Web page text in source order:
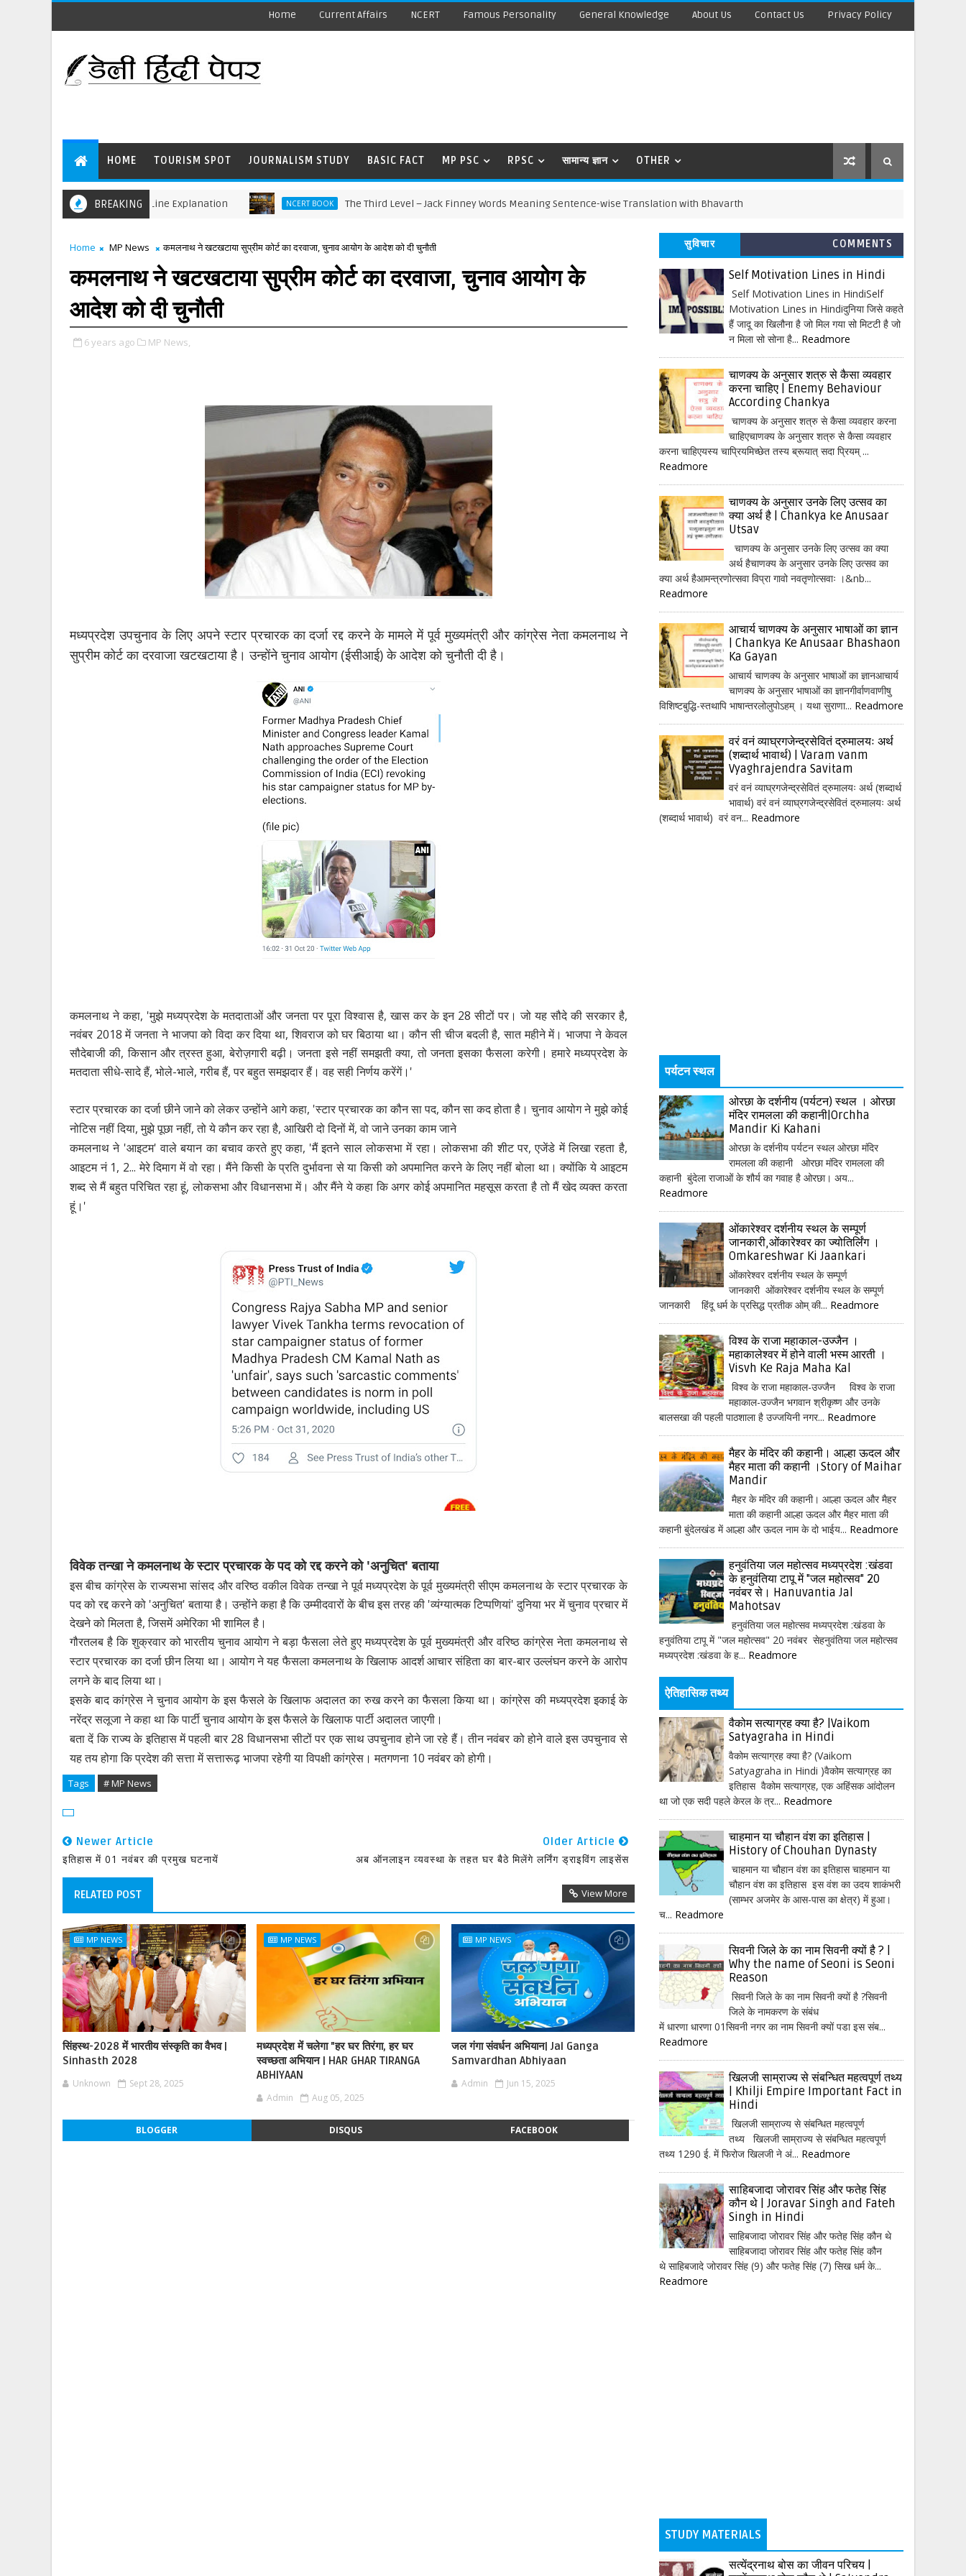
Home Current Affairs NCERT Famous Personality General Knowledge About Us Contact Us Privacy Policy
HOME TOURISM SPOT JOURNALISM STUDY BASIC FACT MP PSC RPSC सामान्य ज्ञान OTHER
BREAKING
Meaning and Line by Line Explanation NCERT BOOK The Third Level – Jack Finney Words Meaning Sentence-wise Translation with Bhavarth
Home MP News कमलनाथ ने खटखटाया सुप्रीम कोर्ट का दरवाजा, चुनाव आयोग के आदेश को दी चुनौती
कमलनाथ ने खटखटाया सुप्रीम कोर्ट का दरवाजा, चुनाव आयोग के
आदेश को दी चुनौती
6 years ago MP News,
मध्यप्रदेश उपचुनाव के लिए अपने स्टार प्रचारक का दर्जा रद्द करने के मामले में पूर्व मुख्यमंत्री और कांग्रेस नेता कमलनाथ ने
सुप्रीम कोर्ट का दरवाजा खटखटाया है। उन्होंने चुनाव आयोग (ईसीआई) के आदेश को चुनौती दी है।
कमलनाथ ने कहा, 'मुझे मध्यप्रदेश के मतदाताओं और जनता पर पूरा विश्वास है, खास कर के इन 28 सीटों पर। जो यह सौदे की सरकार है,
नवंबर 2018 में जनता ने भाजपा को विदा कर दिया था, शिवराज को घर बिठाया था। कौन सी चीज बदली है, सात महीने में। भाजपा ने केवल
सौदेबाजी की, किसान और त्रस्त हुआ, बेरोज़गारी बढ़ी। जनता इसे नहीं समझती क्या, तो जनता इसका फैसला करेगी। हमारे मध्यप्रदेश के
मतदाता सीधे-सादे हैं, भोले-भाले, गरीब हैं, पर बहुत समझदार हैं। वह सही निर्णय करेंगें।'
स्टार प्रचारक का दर्जा छीने जाने को लेकर उन्होंने आगे कहा, 'स्टार प्रचारक का कौन सा पद, कौन सा कद होता है। चुनाव आयोग ने मुझे कोई
नोटिस नहीं दिया, मुझे पूछा नहीं, तो ये कौन कर रहा है, आखिरी दो दिनों में, वो जाने उनका काम जाने
कमलनाथ ने 'आइटम' वाले बयान का बचाव करते हुए कहा, 'मैं इतने साल लोकसभा में रहा। लोकसभा की शीट पर, एजेंडे में लिखा रहता है,
आइटम नं 1, 2... मेरे दिमाग में वो रहा। मैंने किसी के प्रति दुर्भावना से या किसी को अपमानित करने के लिए नहीं बोला था। क्योंकि ये आइटम
शब्द से मैं बहुत परिचित रहा हूं, लोकसभा और विधानसभा में। और मैंने ये कहा कि अगर कोई अपमानित महसूस करता है तो मैं खेद व्यक्त करता
हूं।'
विवेक तन्खा ने कमलनाथ के स्टार प्रचारक के पद को रद्द करने को 'अनुचित' बताया
इस बीच कांग्रेस के राज्यसभा सांसद और वरिष्ठ वकील विवेक तन्खा ने पूर्व मध्यप्रदेश के पूर्व मुख्यमंत्री सीएम कमलनाथ के स्टार प्रचारक के
पद को रद्द करने को 'अनुचित' बताया है। उन्होंने कहा है कि उम्मीदवारों के बीच इस तरह की 'व्यंग्यात्मक टिप्पणियां' दुनिया भर में चुनाव प्रचार में
देखने को मिलता है, जिसमें अमेरिका भी शामिल है।
गौरतलब है कि शुक्रवार को भारतीय चुनाव आयोग ने बड़ा फैसला लेते हुए मध्यप्रदेश के पूर्व मुख्यमंत्री और वरिष्ठ कांग्रेस नेता कमलनाथ से
स्टार प्रचारक का दर्जा छीन लिया था। आयोग ने यह फैसला कमलनाथ के खिलाफ आदर्श आचार संहिता का बार-बार उल्लंघन करने के आरोप
लगने के बाद लिया था।
इसके बाद कांग्रेस ने चुनाव आयोग के इस फैसले के खिलाफ अदालत का रुख करने का फैसला किया था। कांग्रेस की मध्यप्रदेश इकाई के
नरेंद्र सलूजा ने कहा था कि पार्टी चुनाव आयोग के इस फैसले के खिलाफ पार्टी अदालत जाएगी।
बता दें कि राज्य के इतिहास में पहली बार 28 विधानसभा सीटों पर एक साथ उपचुनाव होने जा रहे हैं। तीन नवंबर को होने वाले इस उपचुनाव से
यह तय होगा कि प्रदेश की सत्ता में सत्तारूढ़ भाजपा रहेगी या विपक्षी कांग्रेस। मतगणना 10 नवंबर को होगी।
Tags # MP News
Newer Article
इतिहास में 01 नवंबर की प्रमुख घटनायें
Older Article
अब ऑनलाइन व्यवस्था के तहत घर बैठे मिलेंगे लर्निंग ड्राइविंग लाइसेंस
RELATED POST View More
MP NEWS
सिंहस्थ-2028 में भारतीय संस्कृति का वैभव |
Sinhasth 2028
Unknown Sept 28, 2025
MP NEWS
मध्यप्रदेश में चलेगा "हर घर तिरंगा, हर घर
स्वच्छता अभियान | HAR GHAR TIRANGA
ABHIYAAN
Admin Aug 05, 2025
MP NEWS
जल गंगा संवर्धन अभियान| Jal Ganga
Samvardhan Abhiyaan
Admin Jun 15, 2025
BLOGGER DISQUS FACEBOOK
सुविचार COMMENTS
Self Motivation Lines in Hindi
Self Motivation Lines in HindiSelf
Motivation Lines in Hindiदुनिया जिसे कहते
हैं जादू का खिलौना है जो मिल गया सो मिटटी है जो
न मिला सो सोना है... Readmore
चाणक्य के अनुसार शत्रु से कैसा व्यवहार
करना चाहिए | Enemy Behaviour
According Chankya
चाणक्य के अनुसार शत्रु से कैसा व्यवहार करना
चाहिएचाणक्य के अनुसार शत्रु से कैसा व्यवहार
करना चाहिएयस्य चाप्रियमिच्छेत तस्य ब्रूयात् सदा प्रियम् ...
Readmore
चाणक्य के अनुसार उनके लिए उत्सव का
क्या अर्थ है | Chankya ke Anusaar
Utsav
चाणक्य के अनुसार उनके लिए उत्सव का क्या
अर्थ हैचाणक्य के अनुसार उनके लिए उत्सव का
क्या अर्थ हैआमन्त्रणोत्सवा विप्रा गावो नवतृणोत्सवाः ।&nb...
Readmore
आचार्य चाणक्य के अनुसार भाषाओं का ज्ञान
| Chankya Ke Anusaar Bhashaon
Ka Gayan
आचार्य चाणक्य के अनुसार भाषाओं का ज्ञानआचार्य
चाणक्य के अनुसार भाषाओं का ज्ञानगीर्वाणवाणीषु
विशिष्टबुद्धि-स्तथापि भाषान्तरलोलुपोऽहम् । यथा सुराणा... Readmore
वरं वनं व्याघ्रगजेन्द्रसेवितं द्रुमालयः अर्थ
(शब्दार्थ भावार्थ) | Varam vanm
Vyaghrajendra Savitam
वरं वनं व्याघ्रगजेन्द्रसेवितं द्रुमालयः अर्थ (शब्दार्थ
भावार्थ) वरं वनं व्याघ्रगजेन्द्रसेवितं द्रुमालयः अर्थ
(शब्दार्थ भावार्थ) वरं वन... Readmore
पर्यटन स्थल
ओरछा के दर्शनीय (पर्यटन) स्थल । ओरछा
मंदिर रामलला की कहानी|Orchha
Mandir Ki Kahani
ओरछा के दर्शनीय पर्यटन स्थल ओरछा मंदिर
रामलला की कहानी ओरछा मंदिर रामलला की
कहानी बुंदेला राजाओं के शौर्य का गवाह है ओरछा। अय...
Readmore
ओंकारेश्वर दर्शनीय स्थल के सम्पूर्ण
जानकारी,ओंकारेश्वर का ज्योतिर्लिंग ।
Omkareshwar Ki Jaankari
ओंकारेश्वर दर्शनीय स्थल के सम्पूर्ण
जानकारी ओंकारेश्वर दर्शनीय स्थल के सम्पूर्ण
जानकारी हिंदू धर्म के प्रसिद्ध प्रतीक ओम् की... Readmore
विश्व के राजा महाकाल-उज्जैन ।
महाकालेश्वर में होने वाली भस्म आरती ।
Visvh Ke Raja Maha Kal
विश्व के राजा महाकाल-उज्जैन विश्व के राजा
महाकाल-उज्जैन भगवान श्रीकृष्ण और उनके
बालसखा की पहली पाठशाला है उज्जयिनी नगर... Readmore
मैहर के मंदिर की कहानी। आल्हा ऊदल और
मैहर माता की कहानी ।Story of Maihar
Mandir
मैहर के मंदिर की कहानी। आल्हा ऊदल और मैहर
माता की कहानी आल्हा ऊदल और मैहर माता की
कहानी बुंदेलखंड में आल्हा और ऊदल नाम के दो भाईय... Readmore
हनुवंतिया जल महोत्सव मध्यप्रदेश :खंडवा
के हनुवंतिया टापू में "जल महोत्सव" 20
नवंबर से। Hanuvantia Jal
Mahotsav
हनुवंतिया जल महोत्सव मध्यप्रदेश :खंडवा के
हनुवंतिया टापू में "जल महोत्सव" 20 नवंबर सेहनुवंतिया जल महोत्सव
मध्यप्रदेश :खंडवा के ह... Readmore
ऐतिहासिक तथ्य
वैकोम सत्याग्रह क्या है? |Vaikom
Satyagraha in Hindi
वैकोम सत्याग्रह क्या है? (Vaikom
Satyagraha in Hindi )वैकोम सत्याग्रह का
इतिहास वैकोम सत्याग्रह, एक अहिंसक आंदोलन
था जो एक सदी पहले केरल के त्र... Readmore
चाहमान या चौहान वंश का इतिहास |
History of Chouhan Dynasty
चाहमान या चौहान वंश का इतिहास चाहमान या
चौहान वंश का इतिहास इस वंश का उदय शाकंभरी
(साम्भर अजमेर के आस-पास का क्षेत्र) में हुआ।
च... Readmore
सिवनी जिले के का नाम सिवनी क्यों है ? |
Why the name of Seoni is Seoni
Reason
सिवनी जिले के का नाम सिवनी क्यों है ?सिवनी
जिले के नामकरण के संबंध
में धारणा धारणा 01सिवनी नगर का नाम सिवनी क्यों पडा इस संब...
Readmore
खिलजी साम्राज्य से संबन्धित महत्वपूर्ण तथ्य
| Khilji Empire Important Fact in
Hindi
खिलजी साम्राज्य से संबन्धित महत्वपूर्ण
तथ्य खिलजी साम्राज्य से संबन्धित महत्वपूर्ण
तथ्य 1290 ई. में फिरोज खिलजी ने अं... Readmore
साहिबजादा जोरावर सिंह और फतेह सिंह
कौन थे | Joravar Singh and Fateh
Singh in Hindi
साहिबजादा जोरावर सिंह और फतेह सिंह कौन थे
साहिबजादा जोरावर सिंह और फतेह सिंह कौन
थे साहिबजादे जोरावर सिंह (9) और फतेह सिंह (7) सिख धर्म के...
Readmore
STUDY MATERIALS
सत्येंद्रनाथ बोस का जीवन परिचय |